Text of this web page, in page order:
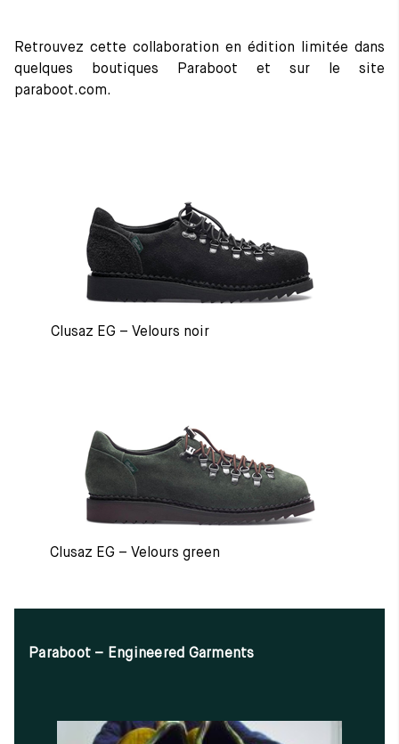
Retrouvez cette collaboration en édition limitée dans
quelques boutiques Paraboot et sur le site
paraboot.com.
Clusaz EG – Velours noir
Clusaz EG – Velours green
Paraboot – Engineered Garments